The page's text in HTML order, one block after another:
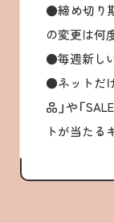
●締め切り
の変更は何
●毎週新し
●ネットだ
品」や「
トが当たる